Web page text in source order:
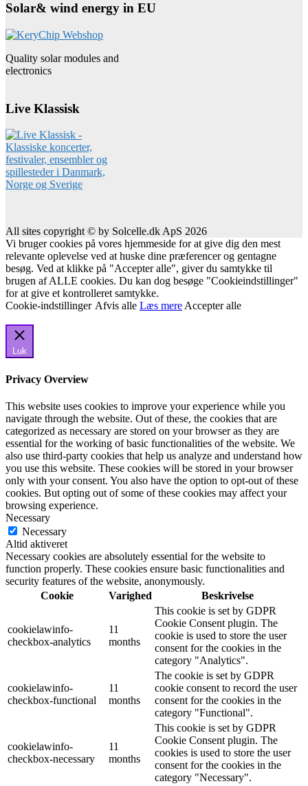
Solar& wind energy in EU
Quality solar modules and
electronics
Live Klassisk
All sites copyright © by Solcelle.dk ApS 2026
Vi bruger cookies på vores hjemmeside for at give dig den mest
relevante oplevelse ved at huske dine præferencer og gentagne
besøg. Ved at klikke på "Accepter alle", giver du samtykke til
brugen af ALLE cookies. Du kan dog besøge "Cookieindstillinger"
for at give et kontrolleret samtykke.
Cookie-indstillinger Afvis alle Læs mereAccepter alle
Luk
Privacy Overview
This website uses cookies to improve your experience while you
navigate through the website. Out of these, the cookies that are
categorized as necessary are stored on your browser as they are
essential for the working of basic functionalities of the website. We
also use third-party cookies that help us analyze and understand how
you use this website. These cookies will be stored in your browser
only with your consent. You also have the option to opt-out of these
cookies. But opting out of some of these cookies may affect your
browsing experience.
Necessary
Necessary
Altid aktiveret
Necessary cookies are absolutely essential for the website to
function properly. These cookies ensure basic functionalities and
security features of the website, anonymously.
Cookie
Varighed Beskrivelse
cookielawinfo-
checkbox-analytics
11
months
This cookie is set by GDPR
Cookie Consent plugin. The
cookie is used to store the user
consent for the cookies in the
category "Analytics".
cookielawinfo-
checkbox-functional
11
months
The cookie is set by GDPR
cookie consent to record the user
consent for the cookies in the
category "Functional".
cookielawinfo-
checkbox-necessary
11
months
This cookie is set by GDPR
Cookie Consent plugin. The
cookies is used to store the user
consent for the cookies in the
category "Necessary".